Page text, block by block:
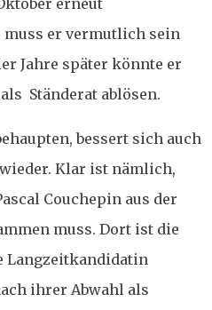
erneut
er vermutlich sein
Jahre später könnte er
Ständerat ablösen.
bessert sich auch
Klar ist nämlich,
Couchepin aus der
muss. Dort ist die
Langzeitkandidatin
ihrer Abwahl als